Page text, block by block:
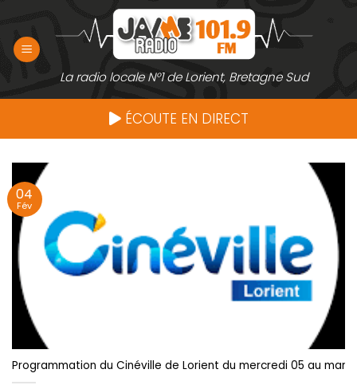
contenu
La radio locale N°1 de Lorient, Bretagne Sud
ÉCOUTE EN DIRECT
Programmation du Cinéville de Lorient du mercredi 05 au mardi
04
Fév